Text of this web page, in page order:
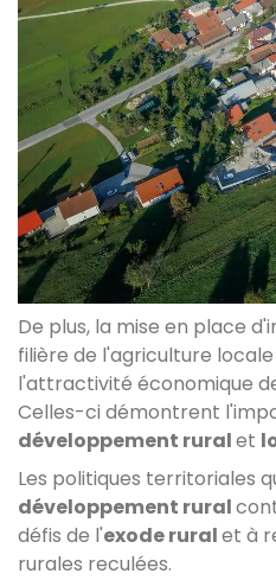
De plus, la mise en place
filière de l'agriculture
l'attractivité économique
Celles-ci démontrent
développement ruralet
Les politiques territoriales
développement rural
défis de l'exode ruralet à
rurales reculées.